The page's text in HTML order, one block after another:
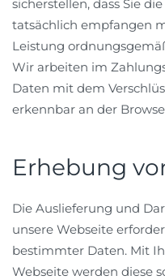
sicherstellen, dass Sie
tatsächlich empfangen
Leistung
Wir arbeiten im
Daten mit dem
erkennbar an der
Erhebung
Die Auslieferung und
unsere Webseite
bestimmter Daten. Mit
Webseite werden diese